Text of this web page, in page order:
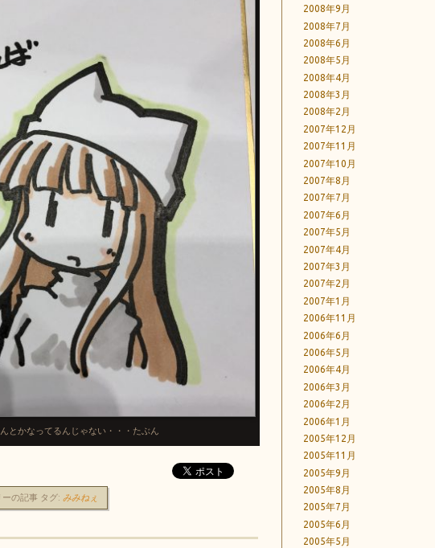
とかなってるんじゃない・・・たぶん
ーの記事 タグ: みみねぇ
2008年9月
2008年7月
2008年6月
2008年5月
2008年4月
2008年3月
2008年2月
2007年12月
2007年11月
2007年10月
2007年8月
2007年7月
2007年6月
2007年5月
2007年4月
2007年3月
2007年2月
2007年1月
2006年11月
2006年6月
2006年5月
2006年4月
2006年3月
2006年2月
2006年1月
2005年12月
2005年11月
2005年9月
2005年8月
2005年7月
2005年6月
2005年5月